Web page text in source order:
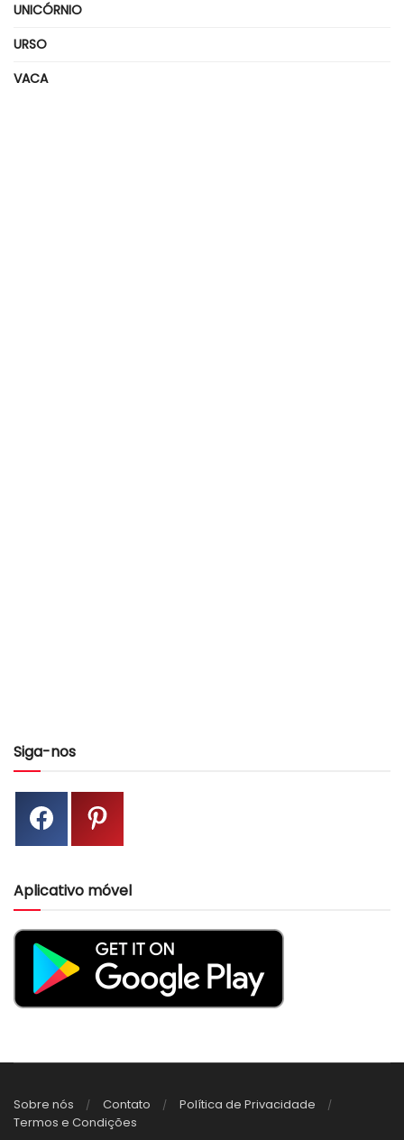
UNICÓRNIO
URSO
VACA
Siga-nos
Aplicativo móvel
Sobre nós Contato
Política de Privacidade
Termos e Condições